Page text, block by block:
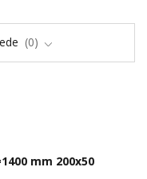
0
mm 200x50